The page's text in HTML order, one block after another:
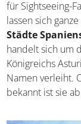
für Sightseeing-
lassen sich
Städte
handelt sich um
Königreichs
Namen verleiht.
bekannt ist sie